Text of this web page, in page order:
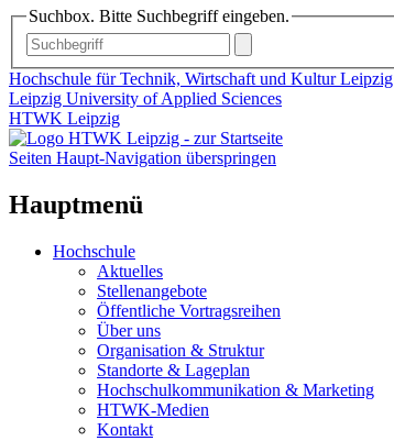
Suchbox. Bitte Suchbegriff eingeben.
Hochschule für Technik, Wirtschaft und Kultur Leipzig
Leipzig University of Applied Sciences
HTWK Leipzig
Seiten Haupt-Navigation überspringen
Hauptmenü
Hochschule
Aktuelles
Stellenangebote
Öffentliche Vortragsreihen
Über uns
Organisation & Struktur
Standorte & Lageplan
Hochschulkommunikation & Marketing
HTWK-Medien
Kontakt